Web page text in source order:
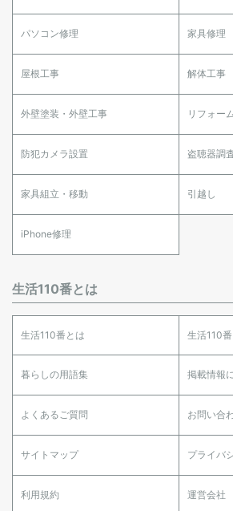
パソコン修理 家具修理
屋根工事 解体工事
外壁塗装・外壁工事 リフォー
防犯カメラ設置 盗聴器調
家具組立・移動 引越し
iPhone修理
生活110番とは
生活110番とは 生活110
暮らしの用語集 掲載情報
よくあるご質問 お問い合
サイトマップ プライバ
利用規約 運営会社